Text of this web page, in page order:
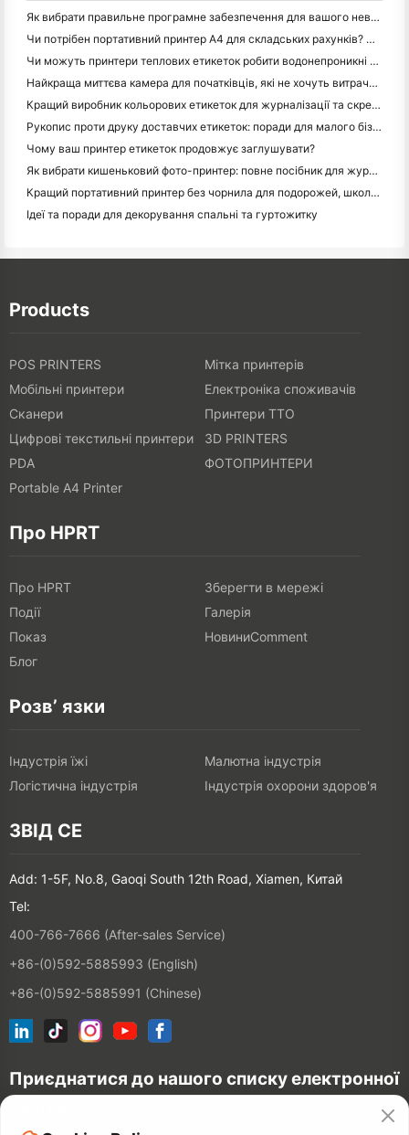
Як вибрати правильне програмне забезпечення для вашого невеликого або середнього ресторану
Чи потрібен портативний принтер A4 для складських рахунків? Що дійсно працює
Чи можуть принтери теплових етикеток робити водонепроникні етикетки для продуктів малого бізнесу?
Найкраща миттєва камера для початківців, які не хочуть витрачати папір
Кращий виробник кольорових етикеток для журналізації та скрепбукінгу: додайте більше кольору на кожну сторінку
Рукопис проти друку доставчих етикеток: поради для малого бізнесу в 2026 році
Чому ваш принтер етикеток продовжує заглушувати?
Як вибрати кишеньковий фото-принтер: повне посібник для журналістів, подорожей та користувачів iPhone
Кращий портативний принтер без чорнила для подорожей, школи та мобільної роботи: огляд Hanin MT620 Pro
Ідеї та поради для декорування спальні та гуртожитку
Products
POS PRINTERS
Мітка принтерів
Мобільні принтери
Електроніка споживачів
Сканери
Принтери TTO
Цифрові текстильні принтери
3D PRINTERS
PDA
ФОТОПРИНТЕРИ
Portable A4 Printer
Про HPRT
Про HPRT
Зберегти в мережі
Події
Галерія
Показ
НовиниComment
Блог
Розв’ язки
Індустрія їжі
Малютна індустрія
Логістична індустрія
Індустрія охорони здоров'я
ЗВІД СЕ
Add: 1-5F, No.8, Gaoqi South 12th Road, Xiamen, Китай
Tel:
400-766-7666 (After-sales Service)
+86-(0)592-5885993 (English)
+86-(0)592-5885991 (Chinese)
Приєднатися до нашого списку електронної